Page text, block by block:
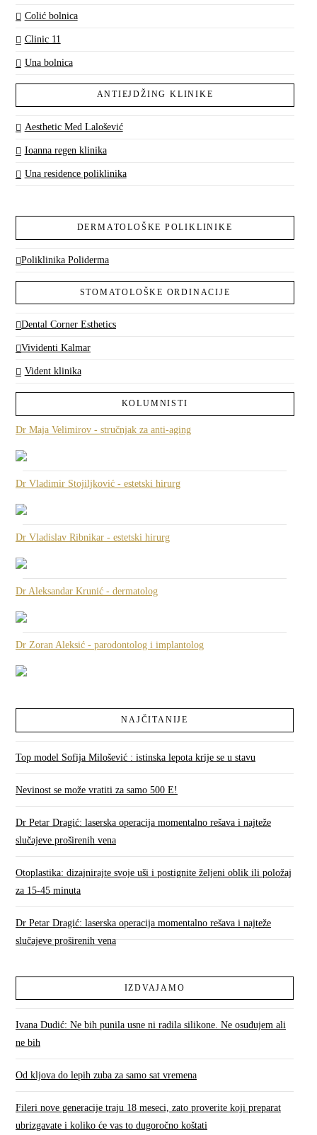
Colić bolnica
Clinic 11
Una bolnica
ANTIEJDŽING KLINIKE
Aesthetic Med Lalošević
Ioanna regen klinika
Una residence poliklinika
DERMATOLOŠKE POLIKLINIKE
Poliklinika Poliderma
STOMATOLOŠKE ORDINACIJE
Dental Corner Esthetics
Vividenti Kalmar
Vident klinika
KOLUMNISTI
Dr Maja Velimirov - stručnjak za anti-aging
Dr Vladimir Stojiljković - estetski hirurg
Dr Vladislav Ribnikar - estetski hirurg
Dr Aleksandar Krunić - dermatolog
Dr Zoran Aleksić - parodontolog i implantolog
NAJČITANIJE
Top model Sofija Milošević : istinska lepota krije se u stavu
Nevinost se može vratiti za samo 500 E!
Dr Petar Dragić: laserska operacija momentalno rešava i najteže
slučajeve proširenih vena
Otoplastika: dizajnirajte svoje uši i postignite željeni oblik ili položaj
za 15-45 minuta
Dr Petar Dragić: laserska operacija momentalno rešava i najteže
slučajeve proširenih vena
IZDVAJAMO
Ivana Dudić: Ne bih punila usne ni radila silikone. Ne osuđujem ali
ne bih
Od kljova do lepih zuba za samo sat vremena
Fileri nove generacije traju 18 meseci, zato proverite koji preparat
ubrizgavate i koliko će vas to dugoročno koštati